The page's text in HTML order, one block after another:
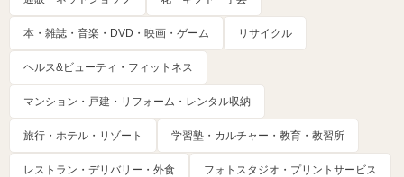
本・雑誌・音楽・DVD・映画・ゲーム リサイクル
ヘルス&ビューティ・フィットネス
マンション・戸建・リフォーム・レンタル収納
旅行・ホテル・リゾート 学習塾・カルチャー・教育・教習所
レストラン・デリバリー・外食 フォトスタジオ・プリントサービス